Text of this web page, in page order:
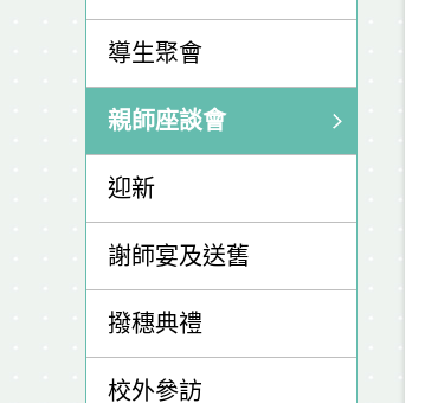
導生聚會
親師座談會
迎新
謝師宴及送舊
撥穗典禮
校外參訪